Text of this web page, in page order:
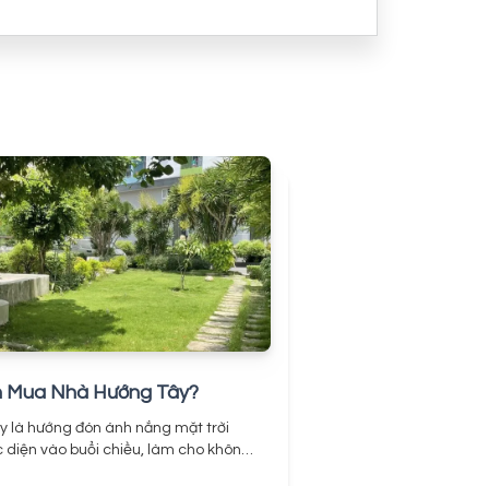
Mua Nhà Hướng Tây?
là hướng đón ánh nắng mặt trời
diện vào buổi chiều, làm cho không